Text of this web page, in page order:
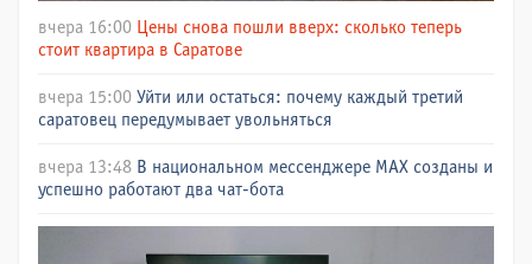
вчера 16:00 Цены снова пошли вверх: сколько теперь
стоит квартира в Саратове
вчера 15:00 Уйти или остаться: почему каждый третий
саратовец передумывает увольняться
вчера 13:48 В национальном мессенджере МАХ созданы и
успешно работают два чат-бота